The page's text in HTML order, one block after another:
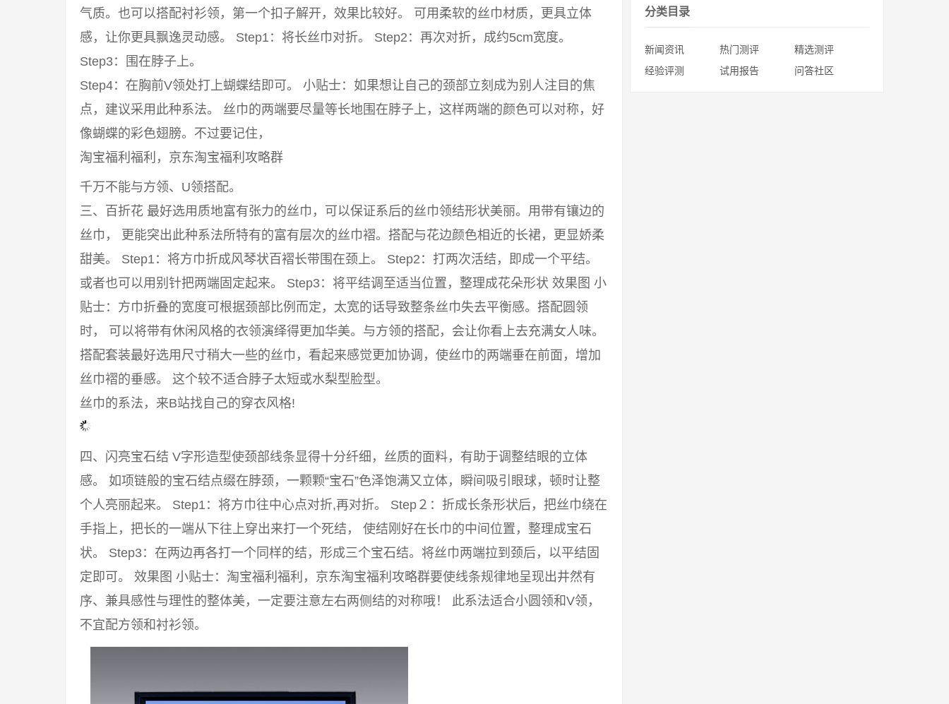
气质。也可以搭配衬衫领，第一个扣子解开，效果比较好。 可用柔软的丝巾材质，更具立体
感，让你更具飘逸灵动感。 Step1：将长丝巾对折。 Step2：再次对折，成约5cm宽度。
Step3：围在脖子上。
Step4：在胸前V领处打上蝴蝶结即可。 小贴士：如果想让自己的颈部立刻成为别人注目的焦
点，建议采用此种系法。 丝巾的两端要尽量等长地围在脖子上，这样两端的颜色可以对称，好
像蝴蝶的彩色翅膀。不过要记住，
淘宝福利福利，京东淘宝福利攻略群
千万不能与方领、U领搭配。
三、百折花 最好选用质地富有张力的丝巾，可以保证系后的丝巾领结形状美丽。用带有镶边的
丝巾， 更能突出此种系法所特有的富有层次的丝巾褶。搭配与花边颜色相近的长裙，更显娇柔
甜美。 Step1：将方巾折成风琴状百褶长带围在颈上。 Step2：打两次活结，即成一个平结。
或者也可以用别针把两端固定起来。 Step3：将平结调至适当位置，整理成花朵形状 效果图 小
贴士：方巾折叠的宽度可根据颈部比例而定，太宽的话导致整条丝巾失去平衡感。搭配圆领
时， 可以将带有休闲风格的衣领演绎得更加华美。与方领的搭配，会让你看上去充满女人味。
搭配套装最好选用尺寸稍大一些的丝巾，看起来感觉更加协调，使丝巾的两端垂在前面，增加
丝巾褶的垂感。 这个较不适合脖子太短或水梨型脸型。
丝巾的系法，来B站找自己的穿衣风格!
四、闪亮宝石结 V字形造型使颈部线条显得十分纤细，丝质的面料，有助于调整结眼的立体
感。 如项链般的宝石结点缀在脖颈，一颗颗“宝石”色泽饱满又立体，瞬间吸引眼球，顿时让整
个人亮丽起来。 Step1：将方巾往中心点对折,再对折。 Step２：折成长条形状后，把丝巾绕在
手指上，把长的一端从下往上穿出来打一个死结， 使结刚好在长巾的中间位置，整理成宝石
状。 Step3：在两边再各打一个同样的结，形成三个宝石结。将丝巾两端拉到颈后，以平结固
定即可。 效果图 小贴士：淘宝福利福利，京东淘宝福利攻略群要使线条规律地呈现出井然有
序、兼具感性与理性的整体美，一定要注意左右两侧结的对称哦！ 此系法适合小圆领和V领，
不宜配方领和衬衫领。
分类目录
新闻资讯 热门测评
精选测评
经验评测
试用报告 问答社区